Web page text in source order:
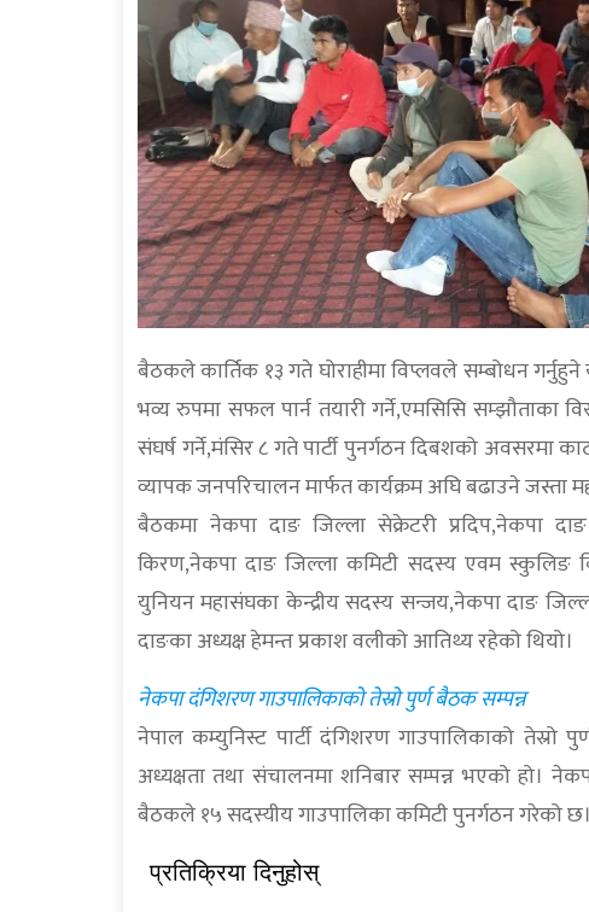
बैठकले कार्तिक १३ गते घोराहीमा विप्लवले सम्बोधन
भव्य रुपमा सफल पार्न तयारी गर्ने,एमसिसि सम्झौताका
संघर्ष गर्ने,मंसिर ८ गते पार्टी पुनर्गठन दिबशको
व्यापक जनपरिचालन मार्फत कार्यक्रम अघि बढाउने जस्ता
बैठकमा नेकपा दाङ जिल्ला सेक्रेटरी प्रदिप,नेकपा
किरण,नेकपा दाङ जिल्ला कमिटी सदस्य एवम स्कुलिङ
युनियन महासंघका केन्द्रीय सदस्य सन्जय,नेकपा दाङ
दाङका अध्यक्ष हेमन्त प्रकाश वलीको आतिथ्य रहेको थियो।
नेकपा दंगिशरण गाउपालिकाको तेस्रो पुर्ण बैठक सम्पन्न
नेपाल कम्युनिस्ट पार्टी दंगिशरण गाउपालिकाको तेस्रो
अध्यक्षता तथा संचालनमा शनिबार सम्पन्न भएको हो।
बैठकले १५ सदस्यीय गाउपालिका कमिटी पुनर्गठन गरेको छ।
प्रतिक्रिया दिनुहोस्